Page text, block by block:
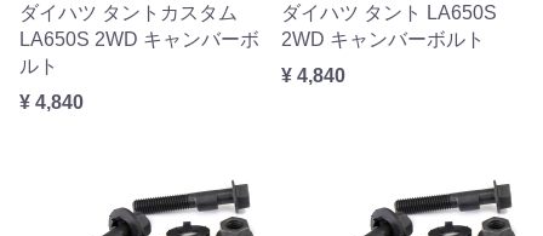
ダイハツ タントカスタム
LA650S 2WD キャンバーボ
ルト
¥ 4,840
ダイハツ タント LA650S
2WD キャンバーボルト
¥ 4,840